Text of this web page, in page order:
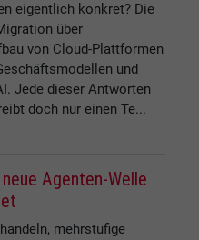
eigentlich konkret? Die
über
von Cloud-Plattformen
und
Jede dieser Antworten
doch nur einen Te...
Agenten-Welle
mehrstufige